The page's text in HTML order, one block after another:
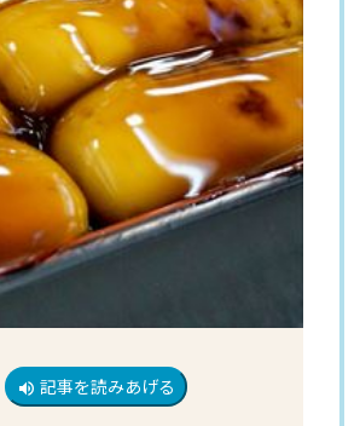
volume_up 記事を読みあげる